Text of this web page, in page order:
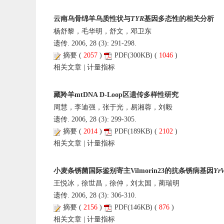
云南乌骨绵羊乌质性状与TYR基因多态性的相关分析
杨舒黎，毛华明，舒文，邓卫东
遗传. 2006, 28 (3): 291-298.
摘要 ( 2057 ) PDF(300KB) ( 1046 )
相关文章
计量指标
藏羚羊mtDNA D-Loop区遗传多样性研究
周慧，李迪强，张于光，易湘蓉，刘毅
遗传. 2006, 28 (3): 299-305.
摘要 ( 2014 ) PDF(189KB) ( 2102 )
相关文章
计量指标
小麦条锈菌国际鉴别寄主Vilmorin23的抗条锈病基因
王悦冰，徐世昌，徐仲，刘太国，蔺瑞明
遗传. 2006, 28 (3): 306-310.
摘要 ( 2156 ) PDF(146KB) ( 876 )
相关文章
计量指标